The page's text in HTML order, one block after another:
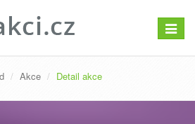
Akce Detail akce